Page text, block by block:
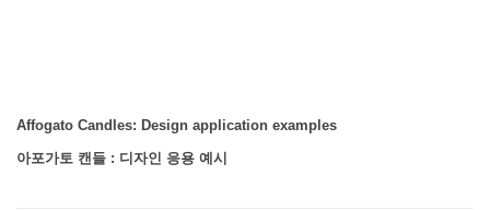
Affogato Candles: Design application examples
아포가토 캔들 : 디자인 응용 예시